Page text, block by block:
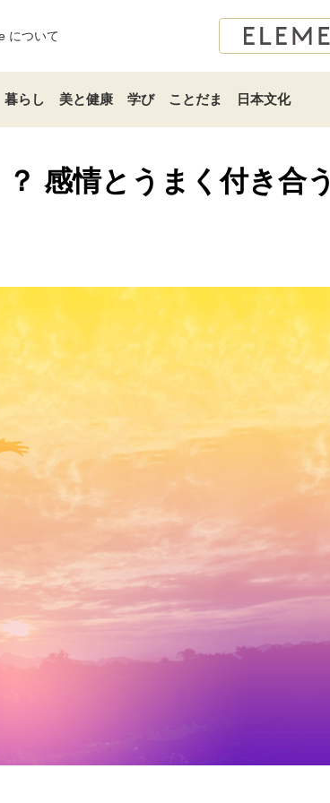
について
暮らし 美と健康 学び ことだま 日本文化
感情とうまく付き合う